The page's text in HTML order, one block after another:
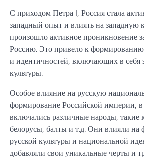
С приходом Петра I, Россия стала
западный опыт и влиять на западную
произошло активное проникновение
Россию. Это привело к
и идентичностей, включающих в себя
культуры.
Особое влияние на русскую
формирование Российской империи,
включались различные народы, такие
белорусы, балты и т.д. Они влияли на
русской культуры и национальной
добавляли свои уникальные черты и